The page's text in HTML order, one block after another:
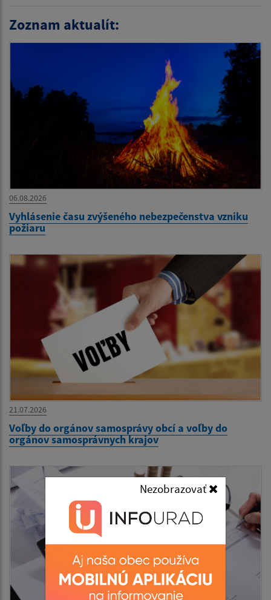
Nezobrazovať
Zoznam aktualít:
06.08.2026
Vyhlásenie času zvýšeného nebezpečenstva vzniku
požiaru
21.07.2026
Voľby do orgánov samosprávy obcí a voľby do
orgánov samosprávnych krajov